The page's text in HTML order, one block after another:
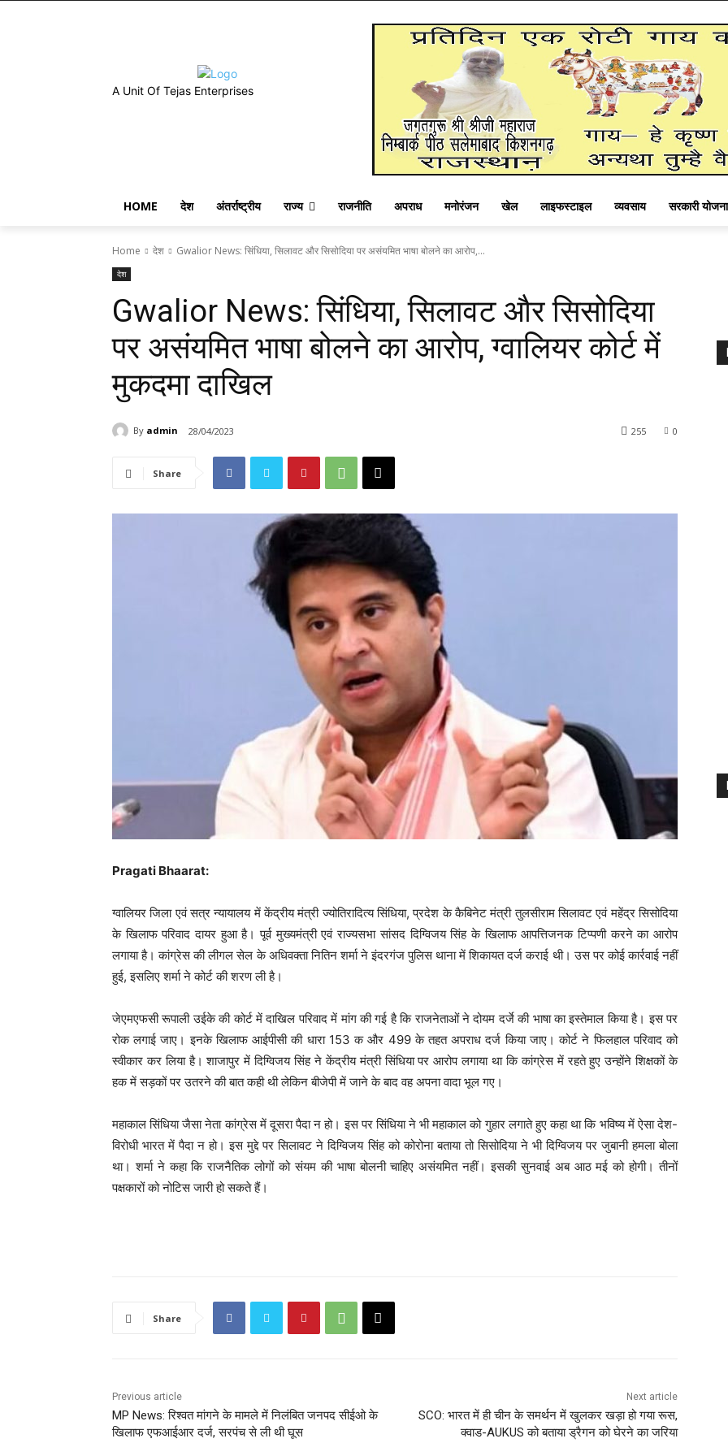
A Unit Of Tejas Enterprises
HOME देश अंतर्राष्ट्रीय राज्य राजनीति अपराध मनोरंजन खेल लाइफस्टाइल व्यवसाय सरकारी
Home देश Gwalior News: सिंधिया, सिलावट और सिसोदिया पर असंयमित भाषा बोलने का आरोप,...
देश
Gwalior News: सिंधिया, सिलावट और सिसोदिया
पर असंयमित भाषा बोलने का आरोप, ग्वालियर कोर्ट में
मुकदमा दाखिल
By admin 28/04/2023 0
255
Share
Pragati Bhaarat:
ग्वालियर जिला एवं सत्र न्यायालय में केंद्रीय मंत्री ज्योतिरादित्य सिंधिया, प्रदेश के कैबिनेट मंत्री तुलसीराम सिलावट एवं महेंद्र सिसोदिया
के खिलाफ परिवाद दायर हुआ है। पूर्व मुख्यमंत्री एवं राज्यसभा सांसद दिग्विजय सिंह के खिलाफ आपत्तिजनक टिप्पणी करने का आरोप
लगाया है। कांग्रेस की लीगल सेल के अधिवक्ता नितिन शर्मा ने इंदरगंज पुलिस थाना में शिकायत दर्ज कराई थी। उस पर कोई कार्रवाई नहीं
हुई, इसलिए शर्मा ने कोर्ट की शरण ली है।
जेएमएफसी रूपाली उईके की कोर्ट में दाखिल परिवाद में मांग की गई है कि राजनेताओं ने दोयम दर्जे की भाषा का इस्तेमाल किया है। इस पर
रोक लगाई जाए। इनके खिलाफ आईपीसी की धारा 153 क और 499 के तहत अपराध दर्ज किया जाए। कोर्ट ने फिलहाल परिवाद को
स्वीकार कर लिया है। शाजापुर में दिग्विजय सिंह ने केंद्रीय मंत्री सिंधिया पर आरोप लगाया था कि कांग्रेस में रहते हुए उन्होंने शिक्षकों के
हक में सड़कों पर उतरने की बात कही थी लेकिन बीजेपी में जाने के बाद वह अपना वादा भूल गए।
महाकाल सिंधिया जैसा नेता कांग्रेस में दूसरा पैदा न हो। इस पर सिंधिया ने भी महाकाल को गुहार लगाते हुए कहा था कि भविष्य में ऐसा देश-
विरोधी भारत में पैदा न हो। इस मुद्दे पर सिलावट ने दिग्विजय सिंह को कोरोना बताया तो सिसोदिया ने भी दिग्विजय पर जुबानी हमला बोला
था। शर्मा ने कहा कि राजनैतिक लोगों को संयम की भाषा बोलनी चाहिए असंयमित नहीं। इसकी सुनवाई अब आठ मई को होगी। तीनों
पक्षकारों को नोटिस जारी हो सकते हैं।
Share
Previous article
MP News: रिश्वत मांगने के मामले में निलंबित जनपद सीईओ के
खिलाफ एफआईआर दर्ज, सरपंच से ली थी घूस
Next article
SCO: भारत में ही चीन के समर्थन में खुलकर खड़ा हो गया रूस,
क्वाड-AUKUS को बताया ड्रैगन को घेरने का जरिया